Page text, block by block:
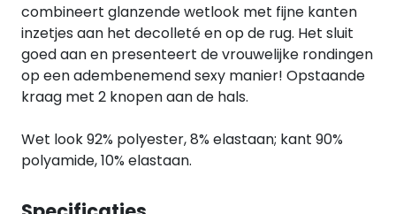
combineert glanzende wetlook met fijne kanten
inzetjes aan het decolleté en op de rug. Het sluit
goed aan en presenteert de vrouwelijke rondingen
op een adembenemend sexy manier! Opstaande
kraag met 2 knopen aan de hals.
Wet look 92% polyester, 8% elastaan; kant 90%
polyamide, 10% elastaan.